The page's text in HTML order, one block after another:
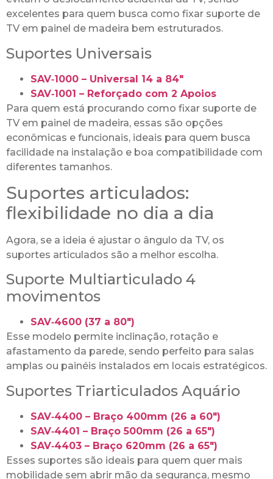
excelentes para quem busca como fixar suporte de
TV em painel de madeira bem estruturados.
Suportes Universais
SAV‑1000 – Universal 14 a 84″
SAV‑1001 – Reforçado com 2 Apoios
Para quem está procurando como fixar suporte de
TV em painel de madeira, essas são opções
econômicas e funcionais, ideais para quem busca
facilidade na instalação e boa compatibilidade com
diferentes tamanhos.
Suportes articulados:
flexibilidade no dia a dia
Agora, se a ideia é ajustar o ângulo da TV, os
suportes articulados são a melhor escolha.
Suporte Multiarticulado 4
movimentos
SAV‑4600 (37 a 80″)
Esse modelo permite inclinação, rotação e
afastamento da parede, sendo perfeito para salas
amplas ou painéis instalados em locais estratégicos.
Suportes Triarticulados Aquário
SAV‑4400 – Braço 400mm (26 a 60″)
SAV‑4401 – Braço 500mm (26 a 65″)
SAV‑4403 – Braço 620mm (26 a 65″)
Esses suportes são ideais para quem quer mais
mobilidade sem abrir mão da segurança, mesmo